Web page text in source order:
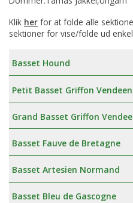
Klik her for at folde alle
sektioner for vise/folde ud
Basset Hound
Petit Basset Griffon Vendeen
Grand Basset Griffon
Basset Fauve de Bretagne
Basset Artesien Normand
Basset Bleu de Gascogne